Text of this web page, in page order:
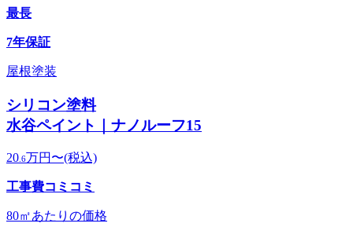
最長
7年保証
屋根塗装
シリコン塗料
水谷ペイント｜ナノルーフ15
20 .6万円〜(税込)
工事費コミコミ
80㎡あたりの価格